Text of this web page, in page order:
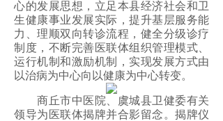
心的发展思想，立足本县经济社会和卫
生健康事业发展实际，提升基层服务能
力、理顺双向转诊流程，健全分级诊疗
制度，不断完善医联体组织管理模式、
运行机制和激励机制，实现发展方式由
以治病为中心向以健康为中心转变。
商丘市中医院、虞城县卫健委有关
领导为医联体揭牌并合影留念。揭牌仪